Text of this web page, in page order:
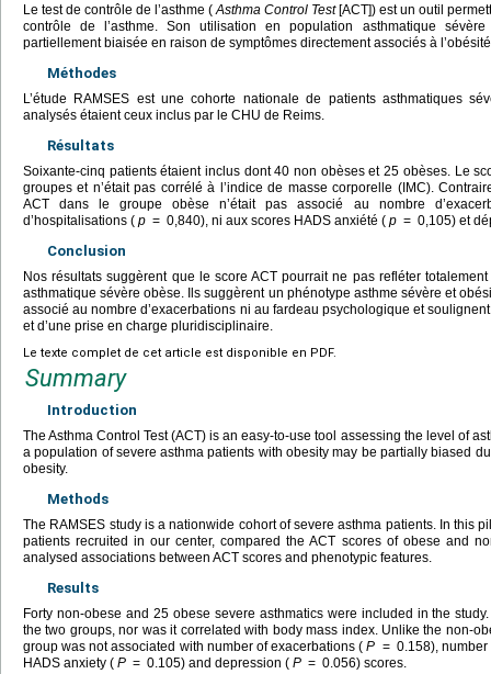
Le test de contrôle de l’asthme ( Asthma Control Test[ACT]) est un outil
contrôle de l’asthme. Son utilisation en population asthmatique
partiellement biaisée en raison de symptômes directement associés à
Méthodes
L’étude RAMSES est une cohorte nationale de patients asthmatiques
analysés étaient ceux inclus par le CHU de Reims.
Résultats
Soixante-cinq patients étaient inclus dont 40 non obèses et 25 obèses. Le
groupes et n’était pas corrélé à l’indice de masse corporelle (IMC).
ACT dans le groupe obèse n’était pas associé au nombre
d’hospitalisations ( p = 0,840), ni aux scores HADS anxiété ( p = 0,105) et
Conclusion
Nos résultats suggèrent que le score ACT pourrait ne pas refléter
asthmatique sévère obèse. Ils suggèrent un phénotype asthme sévère et
associé au nombre d’exacerbations ni au fardeau psychologique et
et d’une prise en charge pluridisciplinaire.
Le texte complet de cet article est disponible en PDF.
Summary
Introduction
The Asthma Control Test (ACT) is an easy-to-use tool assessing the level of
a population of severe asthma patients with obesity may be partially biased
obesity.
Methods
The RAMSES study is a nationwide cohort of severe asthma patients. In this
patients recruited in our center, compared the ACT scores of obese and
analysed associations between ACT scores and phenotypic features.
Results
Forty non-obese and 25 obese severe asthmatics were included in the
the two groups, nor was it correlated with body mass index. Unlike the non-
group was not associated with number of exacerbations (P = 0.158),
HADS anxiety ( P = 0.105) and depression ( P = 0.056) scores.